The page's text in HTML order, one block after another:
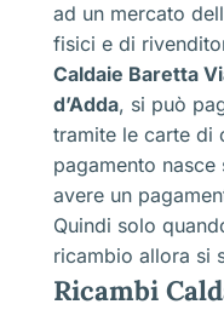
ad un mercato
fisici e di
Caldaie Baretta
d’Adda, si può
tramite le carte di
pagamento
avere un
Quindi solo
ricambio allora si
Ricambi